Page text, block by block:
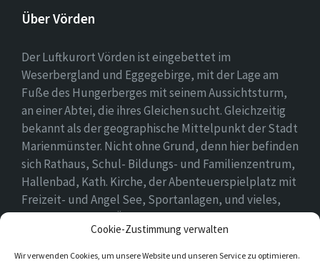
Cookie-Zustimmung verwalten
Wir verwenden Cookies, um unsere Website und unseren Service zu optimieren.
Über Vörden
Der Luftkurort Vörden ist eingebettet im
Weserbergland und Eggegebirge, mit der Lage am
Fuße des Hungerberges mit seinem Aussichtsturm,
an einer Abtei, die ihres Gleichen sucht. Gleichzeitig
bekannt als der geographische Mittelpunkt der Stadt
Marienmünster. Nicht ohne Grund, denn hier befinden
sich Rathaus, Schul- Bildungs- und Familienzentrum,
Hallenbad, Kath. Kirche, der Abenteuerspielplatz mit
Freizeit- und Angel See, Sportanlagen, und vieles,
vieles mehr. Einen Überblick findet ihr hier auf
unserer Webseite..